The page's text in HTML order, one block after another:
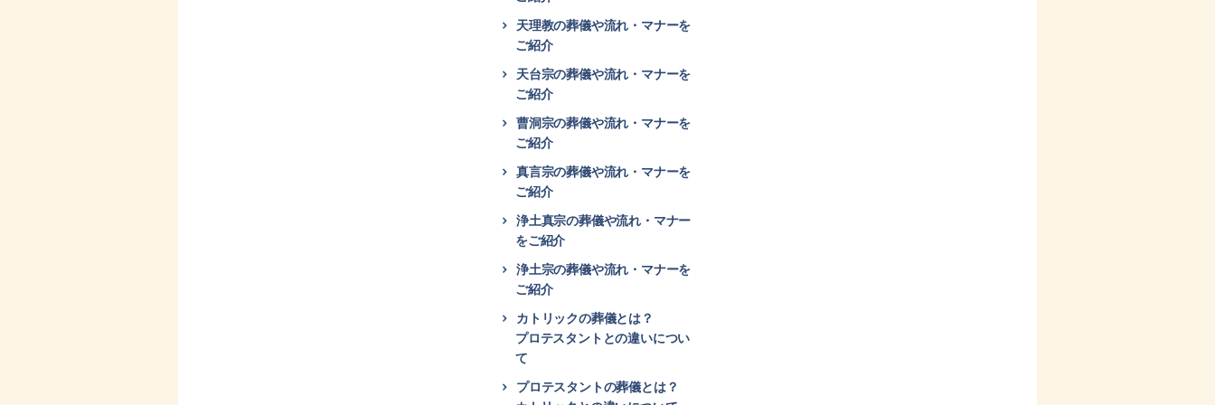
天理教の葬儀や流れ・マナーを
ご紹介
天台宗の葬儀や流れ・マナーを
ご紹介
曹洞宗の葬儀や流れ・マナーを
ご紹介
真言宗の葬儀や流れ・マナーを
ご紹介
浄土真宗の葬儀や流れ・マナー
をご紹介
浄土宗の葬儀や流れ・マナーを
ご紹介
カトリックの葬儀とは？
プロテスタントとの違いについ
て
プロテスタントの葬儀とは？